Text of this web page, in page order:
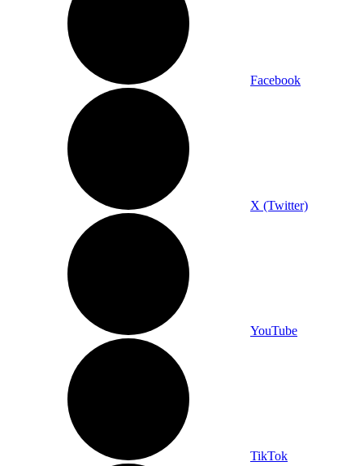
Facebook
X (Twitter)
YouTube
TikTok